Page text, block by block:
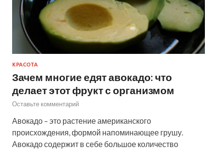
КРАСОТА
Зачем многие едят авокадо: что
делает этот фрукт с организмом
Оставьте комментарий
Авокадо – это растение американского
происхождения, формой напоминающее грушу.
Авокадо содержит в себе большое количество